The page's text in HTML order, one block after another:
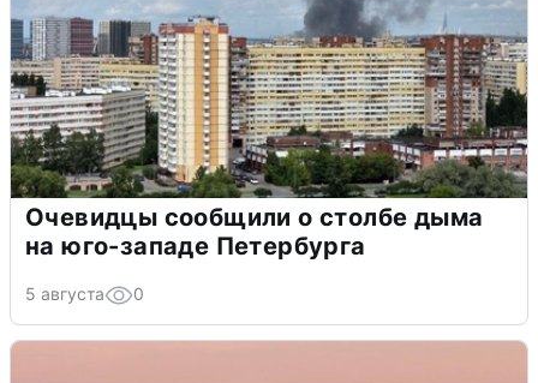
Очевидцы сообщили о столбе дыма
на юго-западе Петербурга
5 августа 0